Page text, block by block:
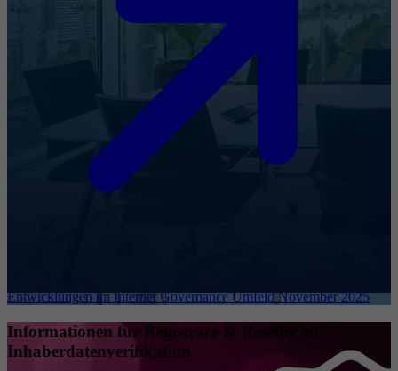
Entwicklungen im Internet Governance Umfeld November 2025
Informationen für Registrare & Reseller zu
Inhaberdatenverifikation